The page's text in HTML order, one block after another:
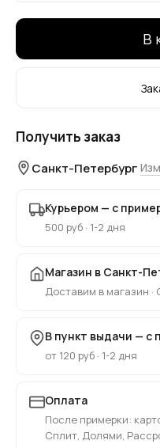
В
Получить заказ
Санкт-Петербург
Курьером — с
500 руб · 1-2 дня
Магазин в Санкт-
Доставим в магазин
В пункт выдачи — с
от 120 руб · 1-2 дня
Оплата
После примерки:
Сплит, Долями,